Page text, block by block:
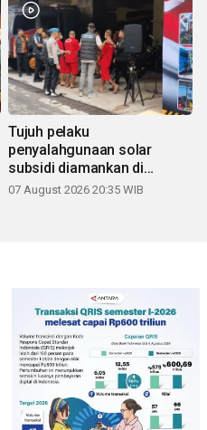
Tujuh pelaku
penyalahgunaan solar
subsidi diamankan di
Sumbar
07 August 2026 20:35 WIB